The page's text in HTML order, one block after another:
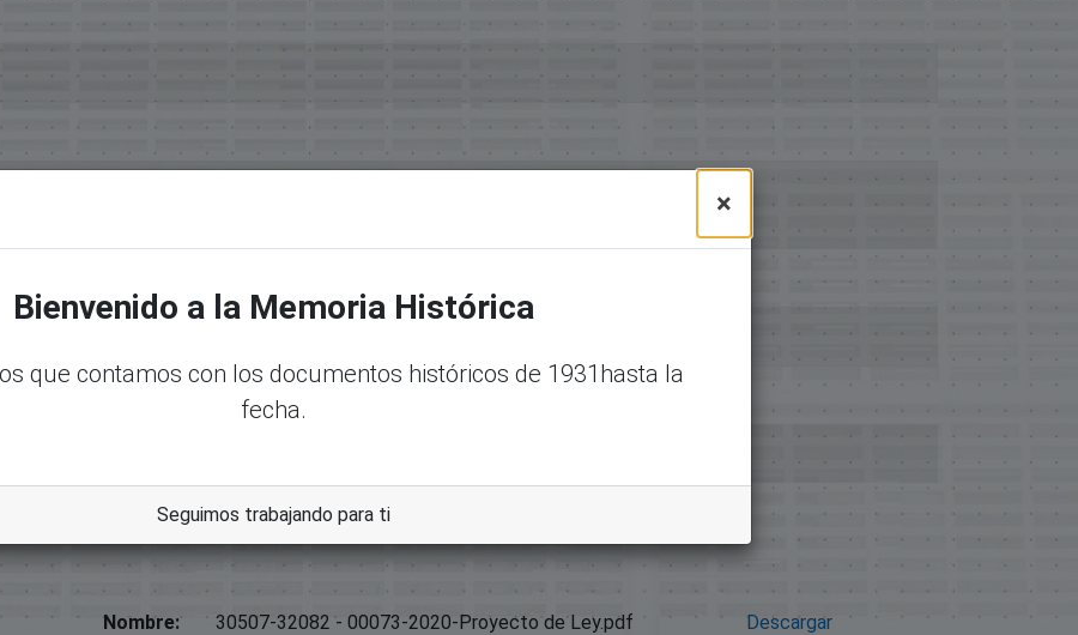
handle/123456789/11238
De Ley
Nombre:
30507-32082 - 00073-2020-Proyecto de Ley.pdf
Descargar
×
Bienvenido a la Memoria Histórica
que contamos con los documentos históricos de 1931hasta la
fecha.
Seguimos trabajando para ti